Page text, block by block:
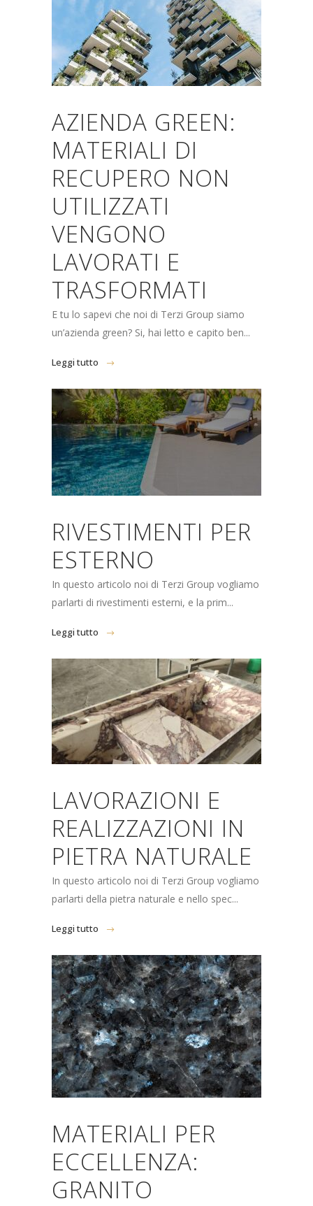
AZIENDA GREEN:
MATERIALI DI
RECUPERO NON
UTILIZZATI
VENGONO
LAVORATI E
TRASFORMATI
E tu lo sapevi che noi di Terzi Group siamo
un’azienda green? Si, hai letto e capito ben...
Leggi tutto
RIVESTIMENTI PER
ESTERNO
In questo articolo noi di Terzi Group vogliamo
parlarti di rivestimenti esterni, e la prim...
Leggi tutto
LAVORAZIONI E
REALIZZAZIONI IN
PIETRA NATURALE
In questo articolo noi di Terzi Group vogliamo
parlarti della pietra naturale e nello spec...
Leggi tutto
MATERIALI PER
ECCELLENZA:
GRANITO